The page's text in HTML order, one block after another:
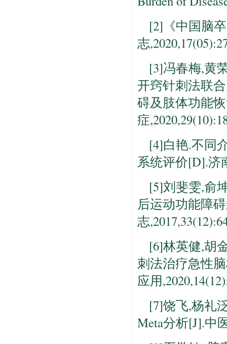
[2]《中国脑
志
[3]冯春梅,黄
开窍针刺法联
碍及肢体功能
症
[4]白艳.不同
系统评价[D].济
[5]刘斐雯,俞
后运动功能障
志
[6]林英健,胡
刺法治疗急性
应用
[7]饶飞,杨礼
Meta分析[J].中